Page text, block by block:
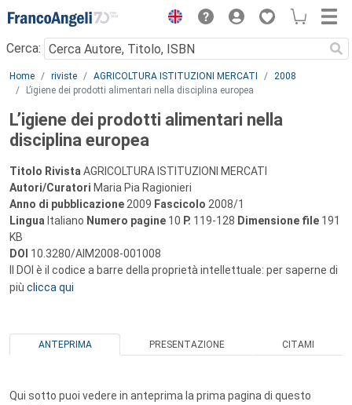
Menu
Cerca:
Main content
Home riviste AGRICOLTURA ISTITUZIONI MERCATI
2008
L’igiene dei prodotti alimentari nella disciplina europea
L’igiene dei prodotti alimentari nella
disciplina europea
Titolo Rivista AGRICOLTURA ISTITUZIONI MERCATI
Autori/Curatori Maria Pia Ragionieri
Anno di pubblicazione 2009 Fascicolo 2008/1
Lingua Italiano Numero pagine 10 P. 119-128 Dimensione file 191
KB
DOI 10.3280/AIM2008-001008
Il DOI è il codice a barre della proprietà intellettuale: per saperne di
più clicca qui
ANTEPRIMA PRESENTAZIONE CITAMI
Qui sotto puoi vedere in anteprima la prima pagina di questo